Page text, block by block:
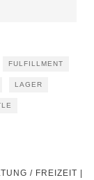
FULFILLMENT
LAGER
/ FREIZEIT |